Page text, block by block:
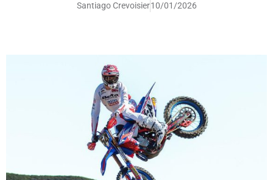
Santiago Crevoisier10/01/2026